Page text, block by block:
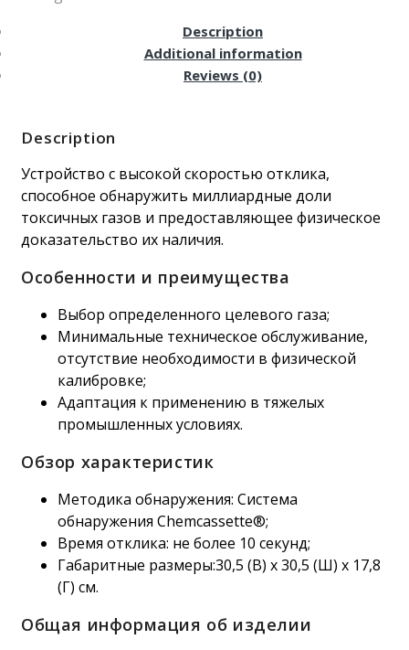
Description
Additional information
Reviews (0)
Description
Устройство с высокой скоростью отклика,
способное обнаружить миллиардные доли
токсичных газов и предоставляющее физическое
доказательство их наличия.
Особенности и преимущества
Выбор определенного целевого газа;
Минимальные техническое обслуживание,
отсутствие необходимости в физической
калибровке;
Адаптация к применению в тяжелых
промышленных условиях.
Обзор характеристик
Методика обнаружения: Система
обнаружения Chemcassette®;
Время отклика: не более 10 секунд;
Габаритные размеры:30,5 (В) x 30,5 (Ш) x 17,8
(Г) см.
Общая информация об изделии